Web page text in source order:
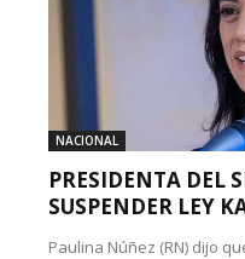
NACIONAL
PRESIDENTA DEL
SUSPENDER LEY
Paulina Núñez (RN) dijo